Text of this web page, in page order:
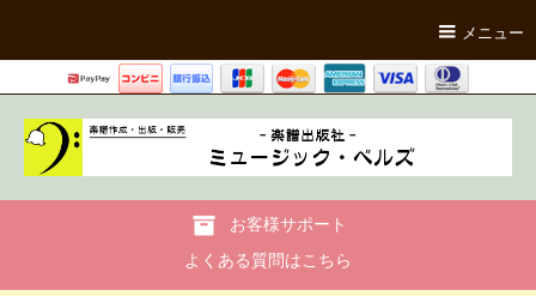
メニュー
お客様サポート
よくある質問はこちら